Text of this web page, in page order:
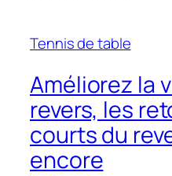
Tennis de table
Améliorez la
revers, les
courts du
encore